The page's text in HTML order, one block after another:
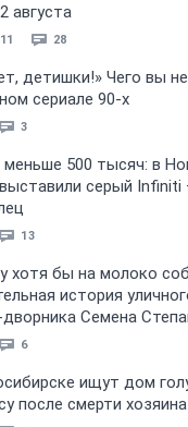
августа
28
детишки!» Чего вы
сериале 90-х
3
500 тысяч: в
серый
13
хотя бы на молоко
история
Семена
6
ищут дом
после смерти